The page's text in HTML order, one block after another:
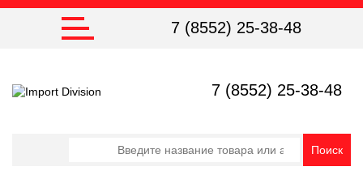
7 (8552) 25-38-48
7 (8552) 25-38-48